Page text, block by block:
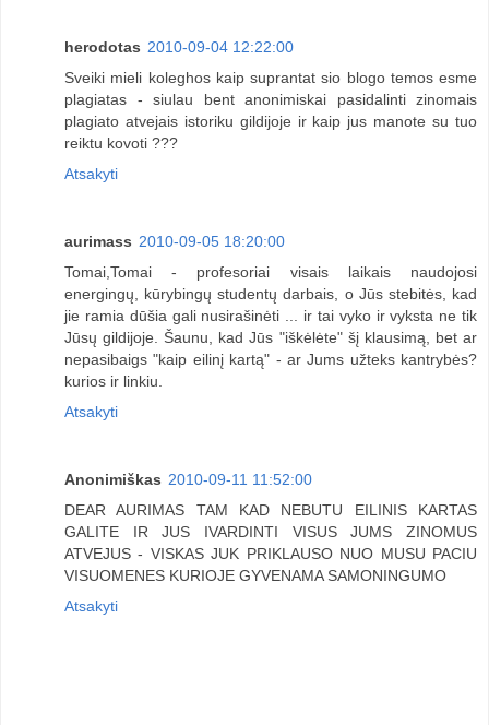
herodotas 2010-09-04 12:22:00
Sveiki mieli koleghos kaip suprantat sio blogo temos esme
plagiatas - siulau bent anonimiskai pasidalinti zinomais
plagiato atvejais istoriku gildijoje ir kaip jus manote su tuo
reiktu kovoti ???
Atsakyti
aurimass 2010-09-05 18:20:00
Tomai,Tomai - profesoriai visais laikais naudojosi
energingų, kūrybingų studentų darbais, o Jūs stebitės, kad
jie ramia dūšia gali nusirašinėti ... ir tai vyko ir vyksta ne tik
Jūsų gildijoje. Šaunu, kad Jūs "iškėlėte" šį klausimą, bet ar
nepasibaigs "kaip eilinį kartą" - ar Jums užteks kantrybės?
kurios ir linkiu.
Atsakyti
Anonimiškas 2010-09-11 11:52:00
DEAR AURIMAS TAM KAD NEBUTU EILINIS KARTAS
GALITE IR JUS IVARDINTI VISUS JUMS ZINOMUS
ATVEJUS - VISKAS JUK PRIKLAUSO NUO MUSU PACIU
VISUOMENES KURIOJE GYVENAMA SAMONINGUMO
Atsakyti